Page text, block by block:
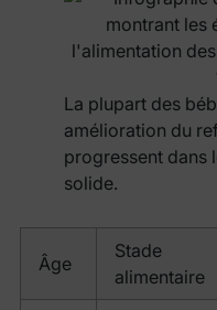
La plupart des
amélioration du
progressent dans
solide.
Âge
Stade
alimentaire